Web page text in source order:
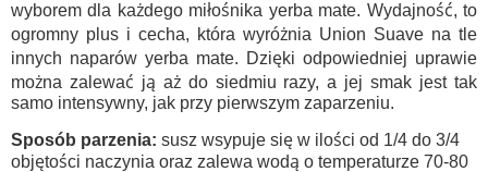
wyborem dla każdego miłośnika yerba mate. Wydajność, to
ogromny plus i cecha, która wyróżnia Union Suave na tle
innych naparów yerba mate. Dzięki odpowiedniej uprawie
można zalewać ją aż do siedmiu razy, a jej smak jest tak
samo intensywny, jak przy pierwszym zaparzeniu.
Sposób parzenia: susz wsypuje się w ilości od 1/4 do 3/4
objętości naczynia oraz zalewa wodą o temperaturze 70-80